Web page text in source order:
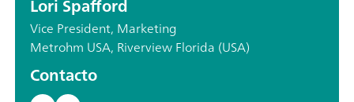
Lori Spafford
Vice President, Marketing
Metrohm USA, Riverview Florida (USA)
Contacto